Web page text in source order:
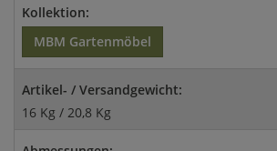
Kollektion:
MBM Gartenmöbel
Artikel- / Versandgewicht:
16 Kg / 20,8 Kg